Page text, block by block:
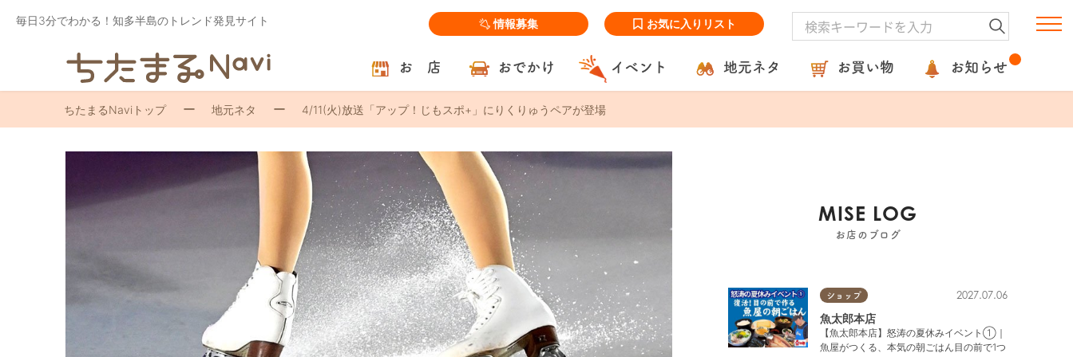
毎日3分でわかる！知多半島のトレンド発見サイト 情報募集 お気に入りリスト
お 店 おでかけ イベント 地元ネタ お買い物 お知らせ
ちたまるNaviトップ 地元ネタ 4/11(火)放送「アップ！じもスポ+」にりくりゅうペアが登場
MISE LOG
お店のブログ
ショップ 2027.07.06
魚太郎本店
【魚太郎本店】怒涛の夏休みイベント①｜
魚屋がつくる、本気の朝ごはん目の前で1つ